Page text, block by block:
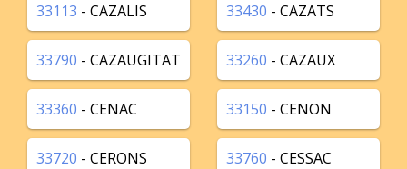
33113 - CAZALIS 33430 - CAZATS
33790 - CAZAUGITAT 33260 - CAZAUX
33360 - CENAC 33150 - CENON
33720 - CERONS 33760 - CESSAC